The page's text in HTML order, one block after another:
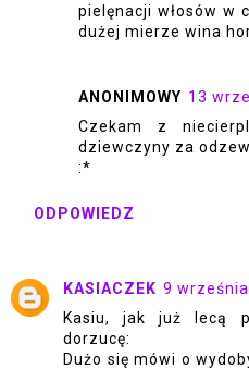
pielęnacji włosów w
dużej mierze wina
ANONIMOWY 13
Czekam z
dziewczyny za
:*
ODPOWIEDZ
KASIACZEK 9
Kasiu, jak już lecą
dorzucę:
Dużo się mówi o